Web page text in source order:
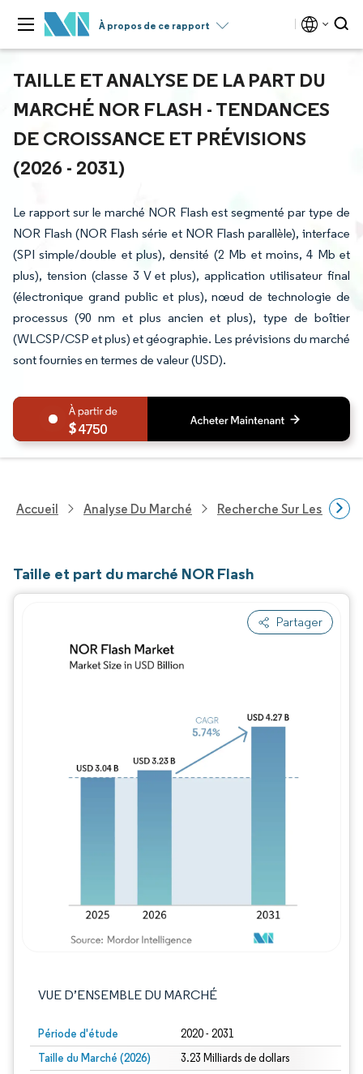
À propos de ce rapport
TAILLE ET ANALYSE DE LA PART DU
MARCHÉ NOR FLASH - TENDANCES
DE CROISSANCE ET PRÉVISIONS
(2026 - 2031)
Le rapport sur le marché NOR Flash est segmenté par type de
NOR Flash (NOR Flash série et NOR Flash parallèle), interface
(SPI simple/double et plus), densité (2 Mb et moins, 4 Mb et
plus), tension (classe 3 V et plus), application utilisateur final
(électronique grand public et plus), nœud de technologie de
processus (90 nm et plus ancien et plus), type de boîtier
(WLCSP/CSP et plus) et géographie. Les prévisions du marché
sont fournies en termes de valeur (USD).
4750
Accueil Analyse Du Marché Recherche Sur Les
Taille et part du marché NOR Flash
Partager
VUE D’ENSEMBLE DU MARCHÉ
Période d'étude 2020 - 2031
Taille du Marché (2026) 3.23 Milliards de dollars